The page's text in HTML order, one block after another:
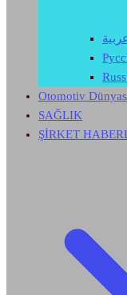
Otomotiv
SAĞLIK
ŞİRKET